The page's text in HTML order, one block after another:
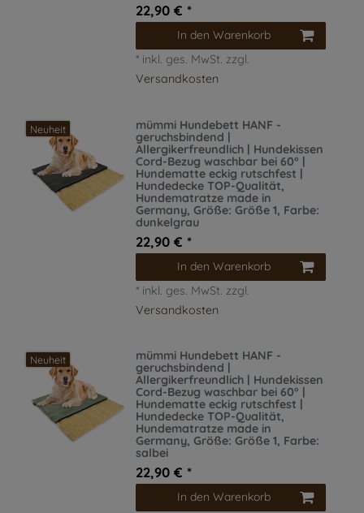
22,90 € *
In den Warenkorb
* inkl. ges. MwSt. zzgl.
Versandkosten
Neuheit
mümmi Hundebett HANF -
geruchsbindend |
Allergikerfreundlich | Hundekissen
Cord-Bezug waschbar bei 60° |
Hundematte eckig rutschfest |
Hundedecke TOP-Qualität,
Hundematratze made in
Germany, Größe: Größe 1, Farbe:
dunkelgrau
22,90 € *
In den Warenkorb
* inkl. ges. MwSt. zzgl.
Versandkosten
Neuheit
mümmi Hundebett HANF -
geruchsbindend |
Allergikerfreundlich | Hundekissen
Cord-Bezug waschbar bei 60° |
Hundematte eckig rutschfest |
Hundedecke TOP-Qualität,
Hundematratze made in
Germany, Größe: Größe 1, Farbe:
salbei
22,90 € *
In den Warenkorb